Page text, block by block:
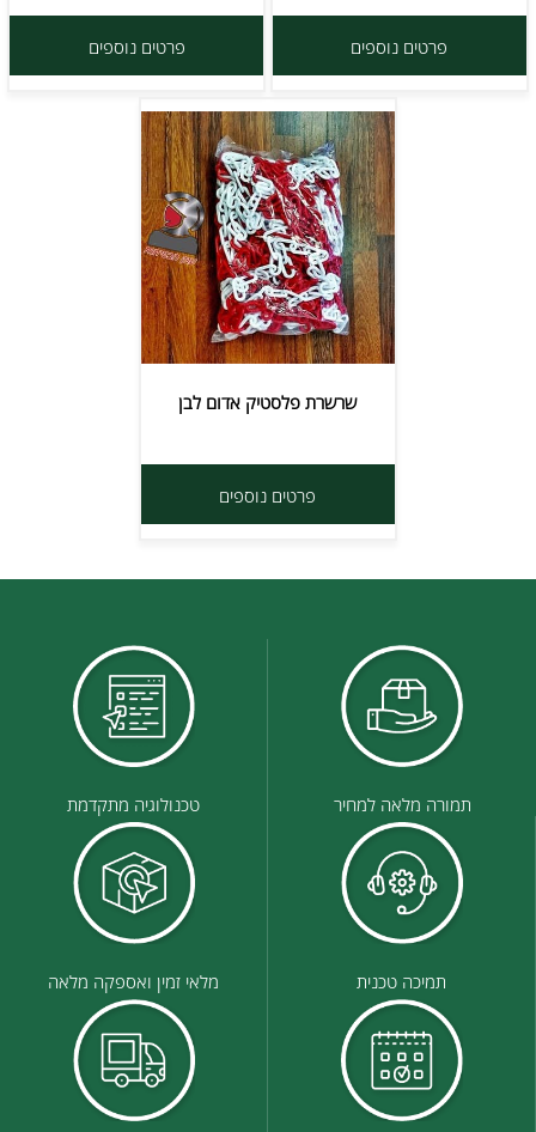
פרטים נוספים פרטים נוספים
שרשרת פלסטיק אדום לבן
פרטים נוספים
תמורה מלאה למחיר טכנולוגיה מתקדמת
תמיכה טכנית מלאי זמין ואספקה מלאה